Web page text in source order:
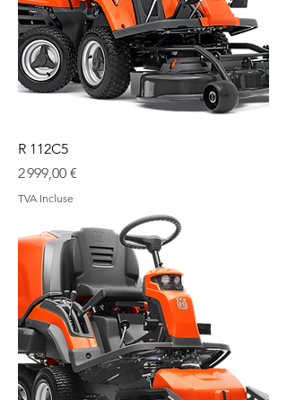
R 112C5
Prix
2 999,00 €
TVA Incluse